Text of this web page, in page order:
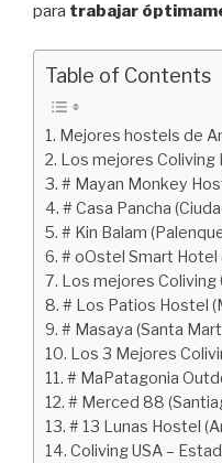
para trabajar
Table of Contents
Mejores hostels de
Los mejores Coliving
# Mayan Monkey
# Casa Pancha
# Kin Balam
# oOstel Smart Hotel
Los mejores
# Los Patios Hostel
# Masaya (Santa
Los 3 Mejores
# MaPatagonia
# Merced 88
# 13 Lunas Hostel
Coliving USA –